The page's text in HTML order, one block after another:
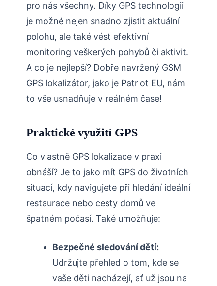
pro nás všechny. Díky GPS technologii
je možné nejen snadno zjistit aktuální
polohu, ale také vést efektivní
monitoring veškerých pohybů či aktivit.
A co je nejlepší? Dobře navržený GSM
GPS lokalizátor, jako je Patriot EU, nám
to vše usnadňuje v reálném čase!
Praktické využití GPS
Co vlastně GPS lokalizace v praxi
obnáší? Je to jako mít GPS do životních
situací, kdy navigujete při hledání ideální
restaurace nebo cesty domů ve
špatném počasí. Také umožňuje:
Bezpečné sledování dětí:
Udržujte přehled o tom, kde se
vaše děti nacházejí, ať už jsou na